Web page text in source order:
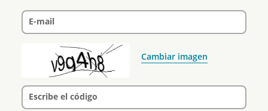
E-mail
Cambiar imagen
Escribe el código